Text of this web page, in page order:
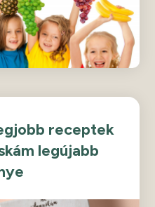
receptek
legújabb